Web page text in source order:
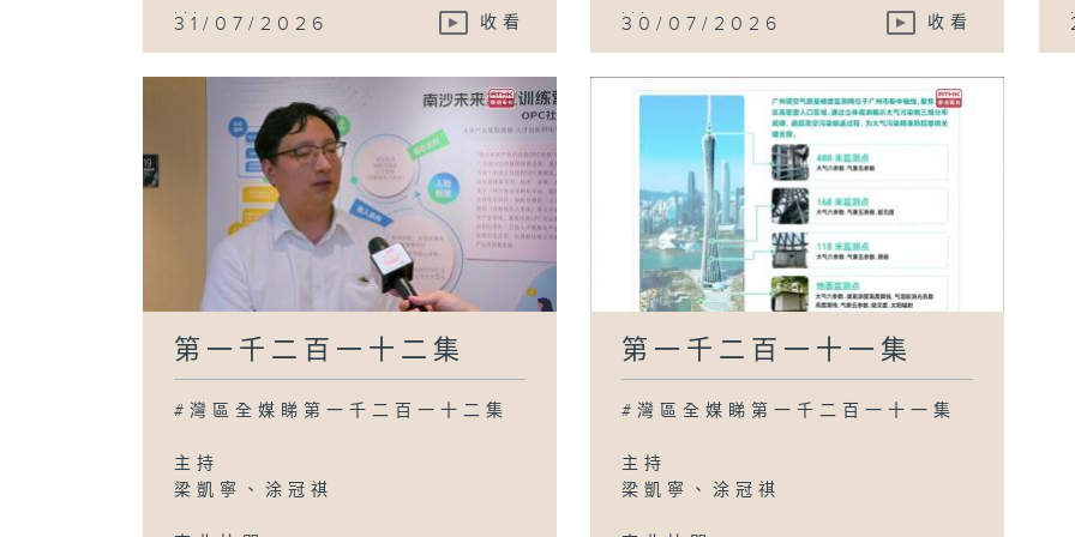
...
31/07/2026 收看
...
30/07/2026 收看
第一千二百一十二集
#灣區全媒睇第一千二百一十二集
主持
梁凱寧、涂冠祺
第一千二百一十一集
#灣區全媒睇第一千二百一十一集
主持
梁凱寧、涂冠祺